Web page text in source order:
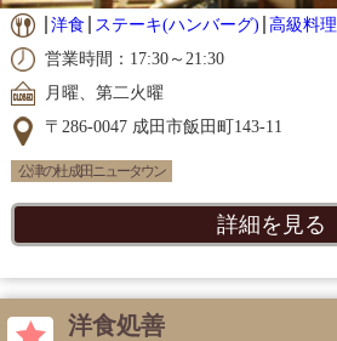
洋食 ステーキ(ハンバーグ) 高級料理
営業時間：17:30～21:30
月曜、第二火曜
〒286-0047 成田市飯田町143-11
公津の杜 成田ニュータウン
詳細を見る
洋食処善